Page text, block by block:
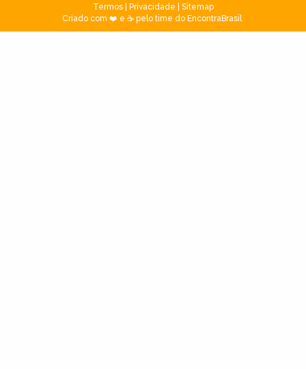
Termos| Privacidade
Sitemap
Criado com ❤️ e ☕ pelo time do EncontraBrasil